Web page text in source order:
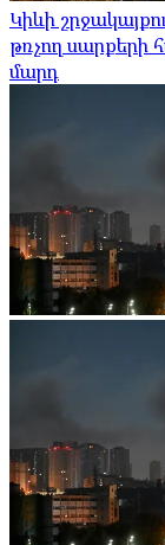
Կիևի
թռչող սարքերի
մարդ